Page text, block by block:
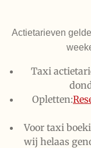
Actietarieven
Taxi
Opletten:
Voor taxi
wij helaas